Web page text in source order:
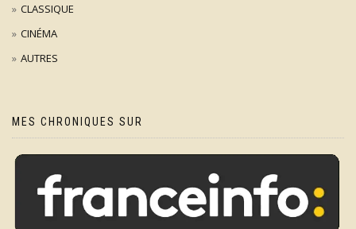
CLASSIQUE
CINÉMA
AUTRES
MES CHRONIQUES SUR